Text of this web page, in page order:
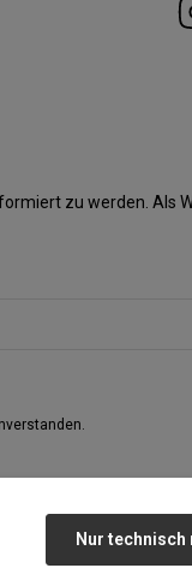
zu werden. Als
Nur